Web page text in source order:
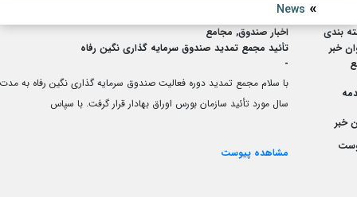
News
بندی
اخبار صندوق, مجامع
خبر
تأئید مجمع تمدید صندوق سرمایه گذاری نگین رفاه
-
سال مورد تأئید سازمان بورس اوراق بهادار قرار گرفت. با سپاس
خبر
مشاهده پیوست